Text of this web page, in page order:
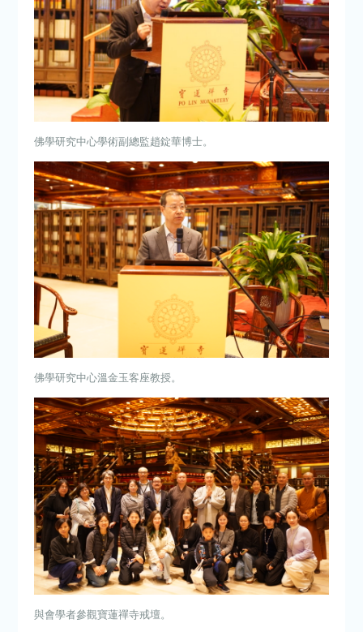
佛學研究中心學術副總監趙錠華博士。
佛學研究中心溫金玉客座教授。
與會學者參觀寶蓮禪寺戒壇。